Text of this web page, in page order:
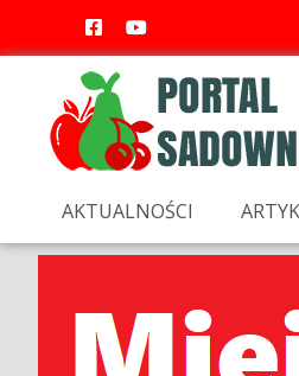
AKTUALNOŚCI